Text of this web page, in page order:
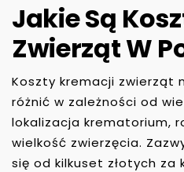
Jakie Są
Zwierząt W
Koszty kremacji zwierząt
różnić w zależności od
lokalizacja krematorium,
wielkość zwierzęcia.
się od kilkuset złotych za